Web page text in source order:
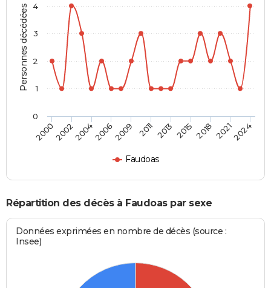
Personnes décédées
Faudoas
20002002200420062009 2011 2013 2015 2018 20212024
0
1
2
3
4
Répartition des décès à Faudoas par sexe
Données exprimées en nombre de décès (source :
Insee)